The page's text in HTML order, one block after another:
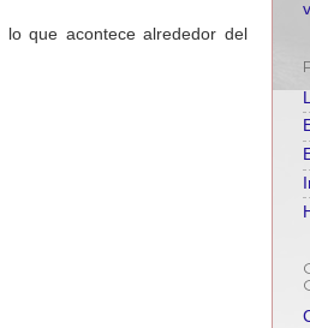
que acontece alrededor del